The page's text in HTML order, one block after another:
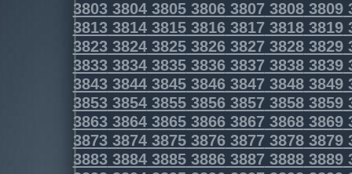
3803380438053806380738083809
3813381438153816381738183819
3823382438253826382738283829
3833383438353836383738383839
3843384438453846384738483849
3853385438553856385738583859
3863386438653866386738683869
3873387438753876387738783879
3883388438853886388738883889